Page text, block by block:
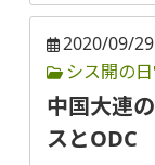
2020/09/29
シス開の
中国大連
スとODC